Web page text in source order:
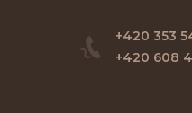
+420 353
+420 608